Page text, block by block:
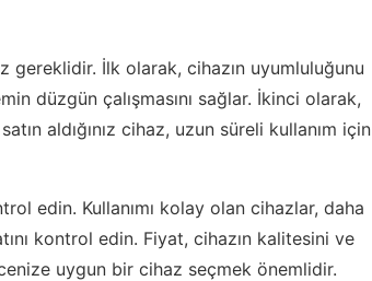
gereklidir. İlk olarak, cihazın uyumluluğunu
düzgün çalışmasını sağlar. İkinci olarak,
aldığınız cihaz, uzun süreli kullanım için
edin. Kullanımı kolay olan cihazlar, daha
kontrol edin. Fiyat, cihazın kalitesini ve
uygun bir cihaz seçmek önemlidir.